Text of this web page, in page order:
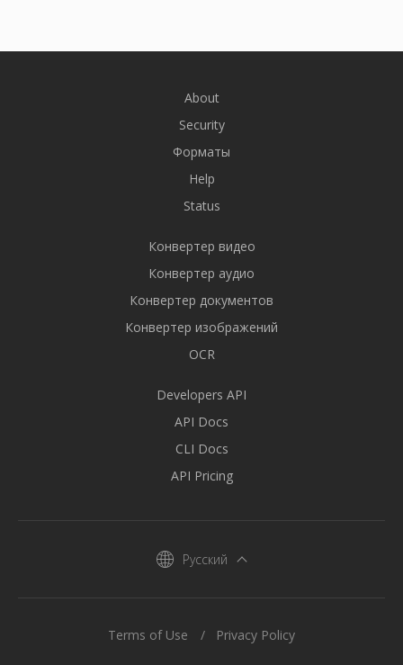
About
Security
Форматы
Help
Status
Конвертер видео
Конвертер аудио
Конвертер документов
Конвертер изображений
OCR
Developers API
API Docs
CLI Docs
API Pricing
Русский
Terms of Use Privacy Policy